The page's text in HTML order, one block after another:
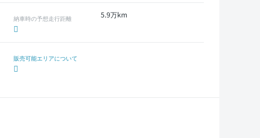
納車時の予想走行距離 5.9万km
販売可能エリアについて